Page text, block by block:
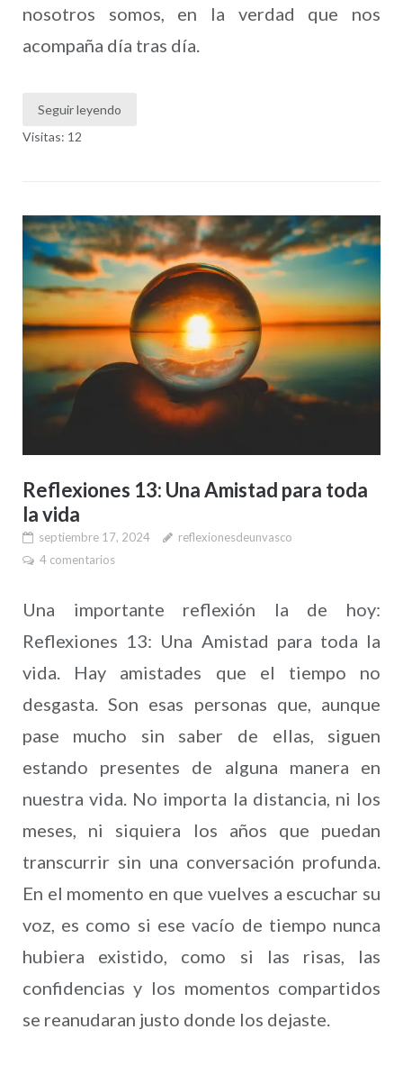
nosotros somos, en la verdad que nos
acompaña día tras día.
Seguir leyendo
Visitas: 12
Reflexiones 13: Una Amistad para toda
la vida
septiembre 17, 2024
reflexionesdeunvasco
4 comentarios
Una importante reflexión la de hoy:
Reflexiones 13: Una Amistad para toda la
vida. Hay amistades que el tiempo no
desgasta. Son esas personas que, aunque
pase mucho sin saber de ellas, siguen
estando presentes de alguna manera en
nuestra vida. No importa la distancia, ni los
meses, ni siquiera los años que puedan
transcurrir sin una conversación profunda.
En el momento en que vuelves a escuchar su
voz, es como si ese vacío de tiempo nunca
hubiera existido, como si las risas, las
confidencias y los momentos compartidos
se reanudaran justo donde los dejaste.